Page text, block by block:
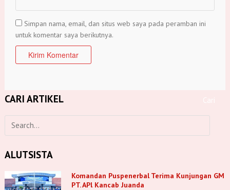
Simpan nama, email, dan situs web saya pada peramban ini
untuk komentar saya berikutnya.
CARI ARTIKEL
ALUTSISTA
Komandan Puspenerbal Terima Kunjungan GM
PT. APl Kancab Juanda